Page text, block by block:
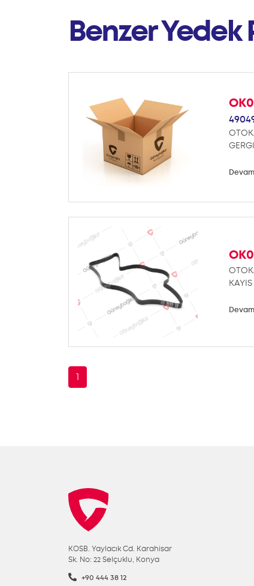
Benzer
1
KOSB. Yaylacık Cd. Karahisar
Sk. No: 22 Selçuklu, Konya
+90 444 38 12